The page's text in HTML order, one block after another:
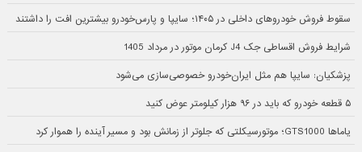
سقوط فروش خودروهای داخلی در ۱۴۰۵؛ سایپا و پارس‌خودرو بیشترین افت را داشتند
شرایط فروش اقساطی جک J4 کرمان موتور در مرداد 1405
پزشکیان: سایپا هم مثل ایران‌خودرو خصوصی‌سازی می‌شود
۵ قطعه خودرو که باید در ۹۶ هزار کیلومتر عوض کنید
یاماها GTS1000؛ موتورسیکلتی که جلوتر از زمانش بود و مسیر آینده را هموار کرد